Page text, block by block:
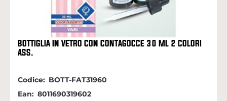
BOTTIGLIA IN VETRO CON CONTAGOCCE 30 ML 2 COLORI
ASS.
Codice: BOTT-FAT31960
Ean: 8011690319602